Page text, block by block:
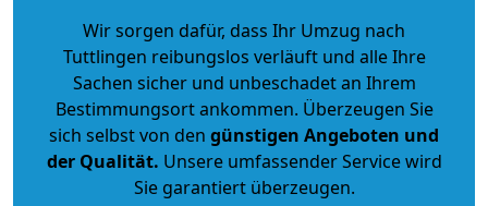
Wir sorgen dafür, dass Ihr Umzug nach
Tuttlingen reibungslos verläuft und alle Ihre
Sachen sicher und unbeschadet an Ihrem
Bestimmungsort ankommen. Überzeugen Sie
sich selbst von den günstigen Angeboten und
der Qualität. Unsere umfassender Service wird
Sie garantiert überzeugen.